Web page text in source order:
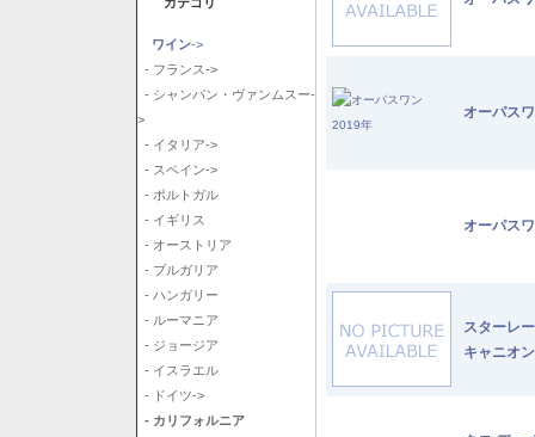
ワイン->
- フランス->
- シャンパン・ヴァンムスー-
>
- イタリア->
- スペイン->
- ポルトガル
- イギリス
- オーストリア
- ブルガリア
- ハンガリー
- ルーマニア
- ジョージア
- イスラエル
- ドイツ->
- カリフォルニア
オーパス
オーパス
スターレ
キャニオ